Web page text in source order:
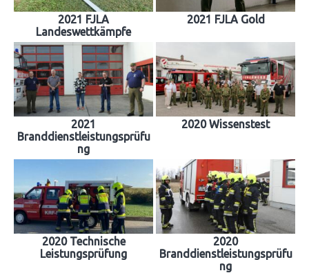
2021 FJLA
Landeswettkämpfe
2021 FJLA Gold
2021
Branddienstleistungsprüfu
ng
2020 Wissenstest
2020 Technische
Leistungsprüfung
2020
Branddienstleistungsprüfu
ng